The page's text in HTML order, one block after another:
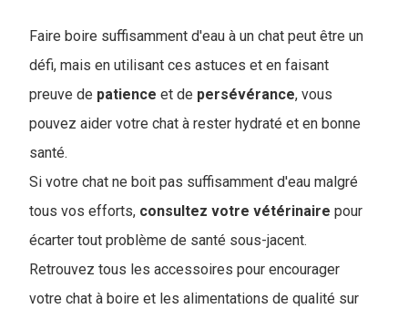
Faire boire suffisamment d'eau à un chat peut être un
défi, mais en utilisant ces astuces et en faisant
preuve de patience et de persévérance, vous
pouvez aider votre chat à rester hydraté et en bonne
santé.
Si votre chat ne boit pas suffisamment d'eau malgré
tous vos efforts, consultez votre vétérinaire pour
écarter tout problème de santé sous-jacent.
Retrouvez tous les accessoires pour encourager
votre chat à boire et les alimentations de qualité sur